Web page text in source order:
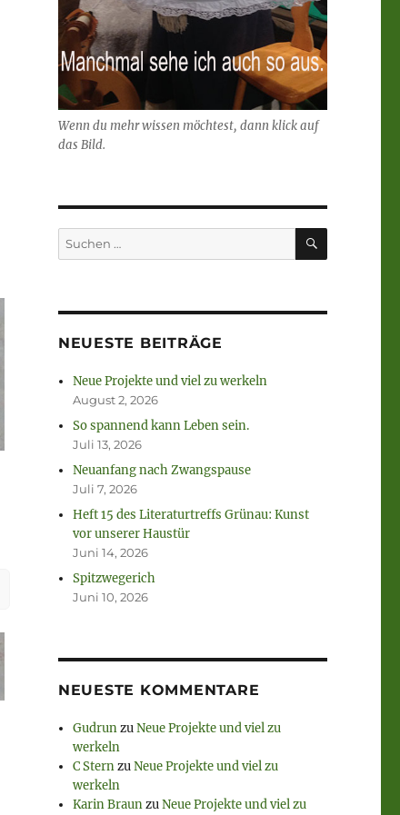
Wenn du mehr wissen möchtest, dann klick auf
das Bild.
Suchen
nach:
SUCHEN
NEUESTE BEITRÄGE
Neue Projekte und viel zu werkeln
August 2, 2026
So spannend kann Leben sein.
Juli 13, 2026
Neuanfang nach Zwangspause
Juli 7, 2026
Heft 15 des Literaturtreffs Grünau: Kunst
vor unserer Haustür
Juni 14, 2026
Spitzwegerich
Juni 10, 2026
NEUESTE KOMMENTARE
GudrunzuNeue Projekte und viel zu
werkeln
C SternzuNeue Projekte und viel zu
werkeln
Karin BraunzuNeue Projekte und viel zu